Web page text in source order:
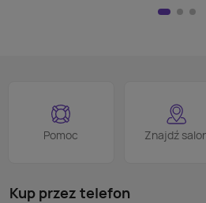
Pomoc Znajdź
Kup przez telefon